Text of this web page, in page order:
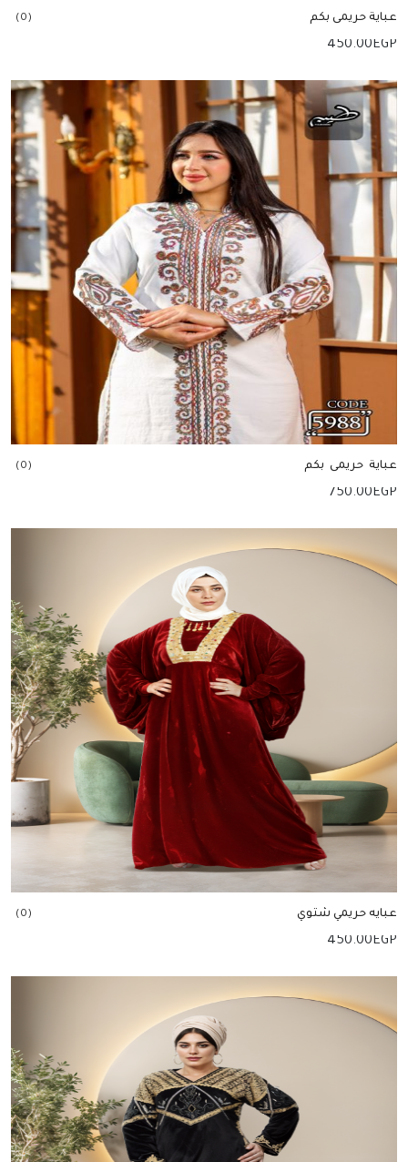
عباية حريمى بكم (0)
450.00EGP
عباية حريمى بكم (0)
750.00EGP
عبايه حريمي شتوي (0)
450.00EGP